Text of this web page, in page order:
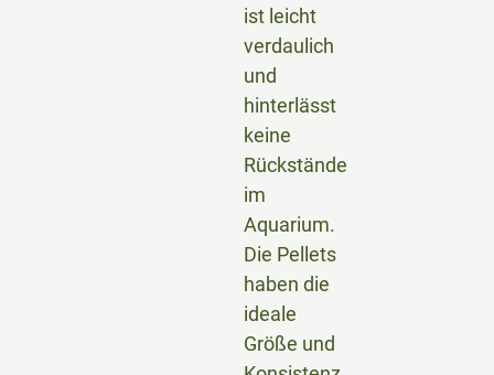
ist leicht
verdaulich
und
hinterlässt
keine
Rückstände
im
Aquarium.
Die Pellets
haben die
ideale
Größe und